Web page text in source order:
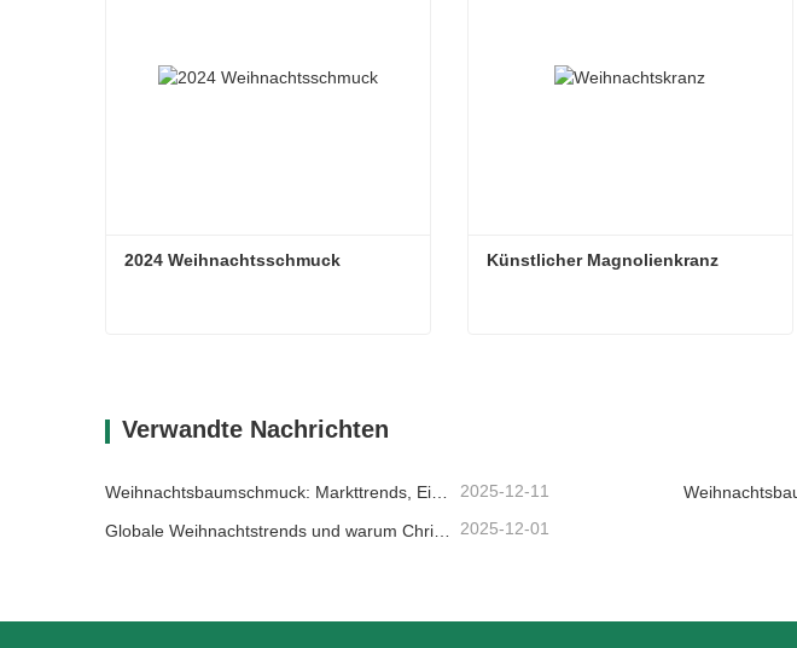
2024 Weihnachtsschmuck Künstlicher Magnolienkranz
Verwandte Nachrichten
Weihnachtsbaumschmuck: Markttrends, Einblicke in die Lieferkette und Beschaffungsleitfaden 2025 2025-12-11
2025-12-01